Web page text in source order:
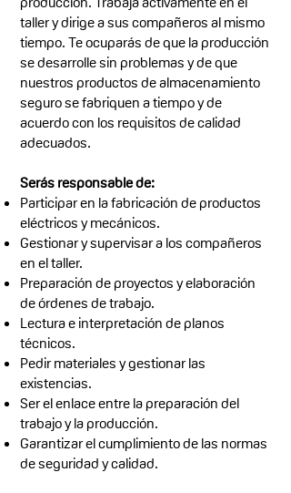
taller y dirige a sus compañeros al mismo
tiempo. Te ocuparás de que la producción
se desarrolle sin problemas y de que
nuestros productos de almacenamiento
seguro se fabriquen a tiempo y de
acuerdo con los requisitos de calidad
adecuados.
Serás responsable de:
Participar en la fabricación de productos
eléctricos y mecánicos.
Gestionar y supervisar a los compañeros
en el taller.
Preparación de proyectos y elaboración
de órdenes de trabajo.
Lectura e interpretación de planos
técnicos.
Pedir materiales y gestionar las
existencias.
Ser el enlace entre la preparación del
trabajo y la producción.
Garantizar el cumplimiento de las normas
de seguridad y calidad.